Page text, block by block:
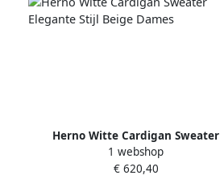
Herno Witte Cardigan Sweater
Elegante Stijl Beige Dames
1 webshop
€ 620,40